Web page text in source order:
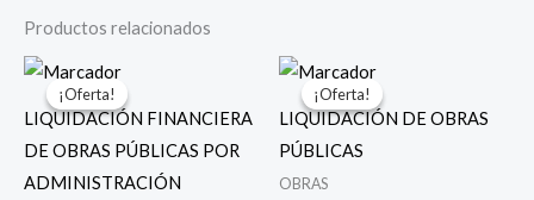
Productos relacionados
¡Oferta!
¡Oferta!
LIQUIDACIÓN FINANCIERA
DE OBRAS PÚBLICAS POR
ADMINISTRACIÓN
El
precio
original
era:
S/ 600.00.
es:
S/ 360.00.
¡Oferta!
¡Oferta!
LIQUIDACIÓN DE OBRAS
PÚBLICAS
OBRAS
El
precio
original
era:
S/ 600.00.
es: